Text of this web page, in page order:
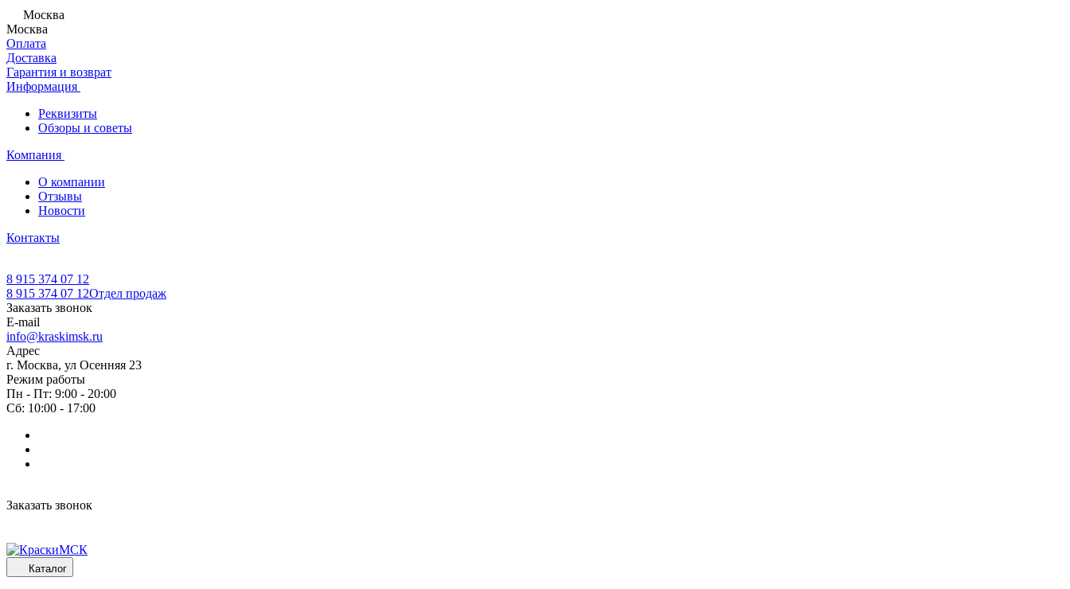
Москва
Москва
Оплата
Доставка
Гарантия и возврат
Информация
Реквизиты
Обзоры и советы
Компания
О компании
Отзывы
Новости
Контакты
8 915 374 07 12
8 915 374 07 12Отдел продаж
Заказать звонок
E-mail
info@kraskimsk.ru
Адрес
г. Москва, ул Осенняя 23
Режим работы
Пн - Пт: 9:00 - 20:00
Сб: 10:00 - 17:00
Заказать звонок
Каталог